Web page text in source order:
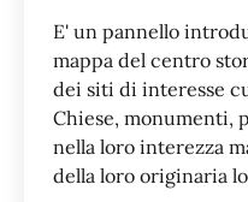
E' un pannello
mappa del centro
dei siti di interesse
Chiese, monumenti,
nella loro interezza
della loro originaria